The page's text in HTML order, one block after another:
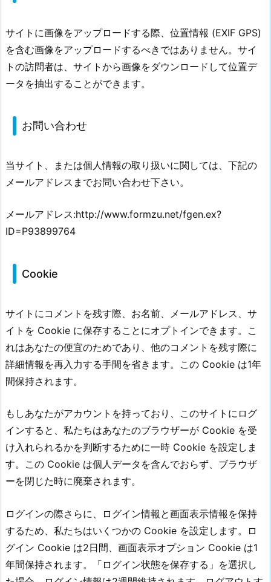
サイトに画像をアップロードする際、位置情報 (EXIF GPS)
を含む画像をアップロードするべきではありません。サイ
トの訪問者は、サイトから画像をダウンロードして位置デ
ータを抽出することができます。
お問い合わせ
当サイト、または個人情報の取り扱いに関しては、下記の
メールアドレスまでお問い合わせ下さい。
メールアドレス:http://www.formzu.net/fgen.ex?
ID=P93899764
Cookie
サイトにコメントを残す際、お名前、メールアドレス、サ
イトを Cookie に保存することにオプトインできます。こ
れはあなたの便宜のためであり、他のコメントを残す際に
詳細情報を再入力する手間を省きます。この Cookie は1年
間保持されます。
もしあなたがアカウントを持っており、このサイトにログ
インすると、私たちはあなたのブラウザーが Cookie を受
け入れられるかを判断するために一時 Cookie を設定しま
す。この Cookie は個人データを含んでおらず、ブラウザ
ーを閉じた時に廃棄されます。
ログインの際さらに、ログイン情報と画面表示情報を保持
するため、私たちはいくつかの Cookie を設定します。ロ
グイン Cookie は2日間、画面表示オプション Cookie は1
年間保持されます。「ログイン状態を保存する」を選択し